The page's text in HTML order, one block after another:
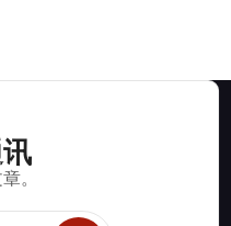
。
一点、掷骰子、轮盘赌等